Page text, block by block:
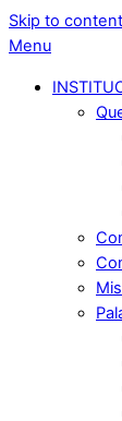
Skip to content
Menu